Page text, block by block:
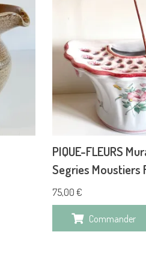
PIQUE-FLEURS
Segries Moustiers
75,00€
Commander